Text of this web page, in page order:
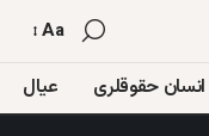
Aa
انسان حقوقلری عیال